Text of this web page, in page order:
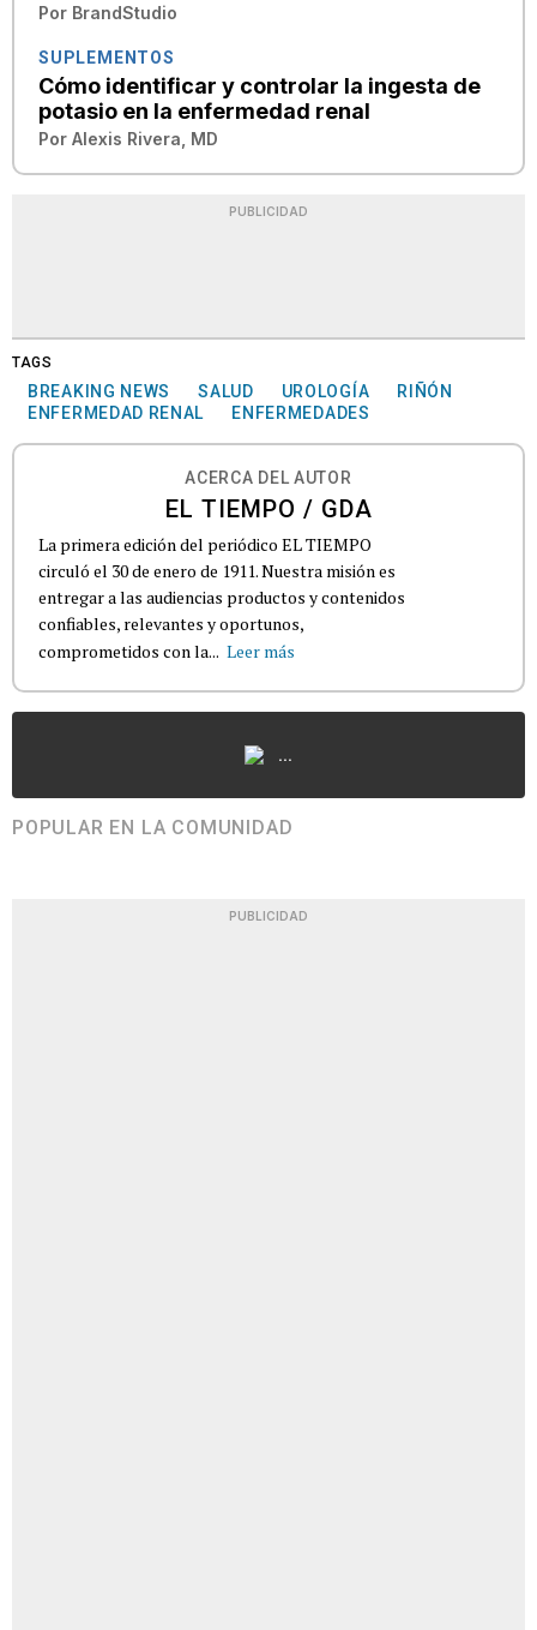
Por BrandStudio
SUPLEMENTOS
Cómo identificar y controlar la ingesta de
potasio en la enfermedad renal
Por Alexis Rivera, MD
PUBLICIDAD
TAGS
BREAKING NEWS SALUD UROLOGÍA
RIÑÓN
ENFERMEDAD RENAL
ENFERMEDADES
ACERCA DEL AUTOR
EL TIEMPO / GDA
La primera edición del periódico EL TIEMPO
circuló el 30 de enero de 1911. Nuestra misión es
entregar a las audiencias productos y contenidos
confiables, relevantes y oportunos,
comprometidos con la... Leer más
...
POPULAR EN LA COMUNIDAD
PUBLICIDAD